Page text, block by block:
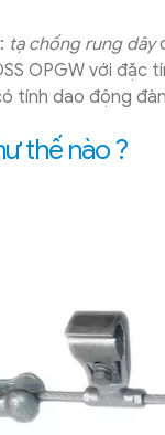
tạ chống rung dây
OPGW với đặc
tính dao động
thế nào ?